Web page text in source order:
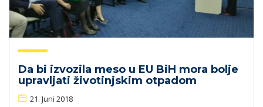
Da bi izvozila meso u EU BiH mora bolje
upravljati životinjskim otpadom
21. Juni 2018